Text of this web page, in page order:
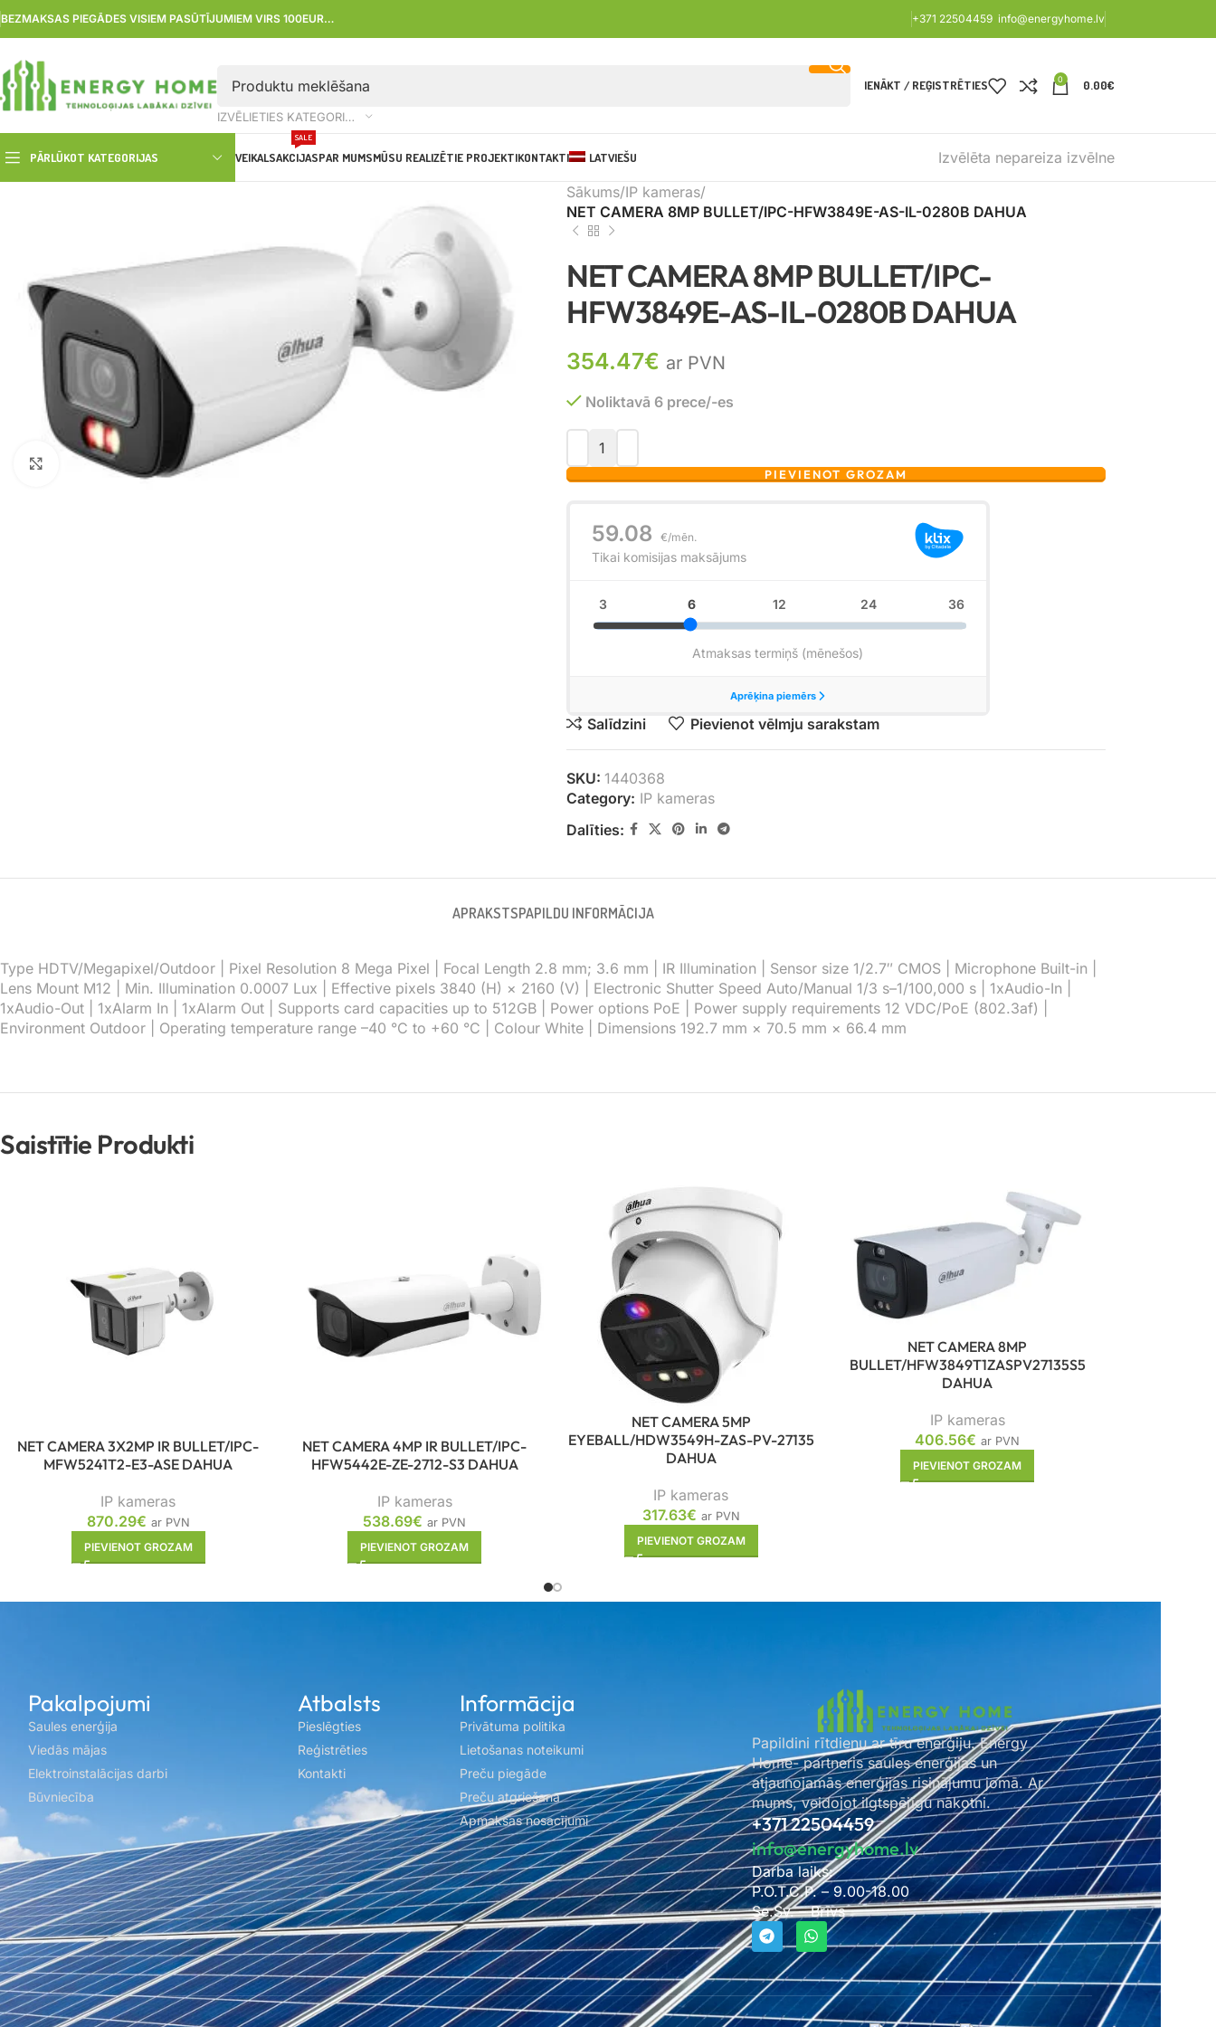
BEZMAKSAS PIEGĀDES VISIEM PASŪTĪJUMIEM VIRS 100EUR… +371 22504459 info@energyhome.lv
IZVĒLIETIES KATEGORIJU
IENĀKT / REĢISTRĒTIES 0 0.00€
PĀRLŪKOT KATEGORIJAS VEIKALSAKCIJAS
SALE
PAR MUMSMŪSU REALIZĒTIE PROJEKTIKONTAKTI LATVIEŠU Izvēlēta nepareiza izvēlne
Noklikšķiniet, lai palielinātu
Sākums IP kameras
NET CAMERA 8MP BULLET/IPC-HFW3849E-AS-IL-0280B DAHUA
NET CAMERA 8MP BULLET/IPC-
HFW3849E-AS-IL-0280B DAHUA
354.47€ ar PVN
Noliktavā 6 prece/-es
PIEVIENOT GROZAM
Salīdzini Pievienot vēlmju sarakstam
SKU: 1440368
Category: IP kameras
Dalīties:
APRAKSTSPAPILDU INFORMĀCIJA
Type HDTV/Megapixel/Outdoor | Pixel Resolution 8 Mega Pixel | Focal Length 2.8 mm; 3.6 mm | IR Illumination | Sensor size 1/2.7″ CMOS | Microphone Built-in |
Lens Mount M12 | Min. Illumination 0.0007 Lux | Effective pixels 3840 (H) × 2160 (V) | Electronic Shutter Speed Auto/Manual 1/3 s–1/100,000 s | 1xAudio-In |
1xAudio-Out | 1xAlarm In | 1xAlarm Out | Supports card capacities up to 512GB | Power options PoE | Power supply requirements 12 VDC/PoE (802.3af) |
Environment Outdoor | Operating temperature range –40 °C to +60 °C | Colour White | Dimensions 192.7 mm × 70.5 mm × 66.4 mm
Saistītie Produkti
NET CAMERA 3X2MP IR BULLET/IPC-
MFW5241T2-E3-ASE DAHUA
IP kameras
870.29€ ar PVN
PIEVIENOT GROZAM
NET CAMERA 4MP IR BULLET/IPC-
HFW5442E-ZE-2712-S3 DAHUA
IP kameras
538.69€ ar PVN
PIEVIENOT GROZAM
NET CAMERA 5MP
EYEBALL/HDW3549H-ZAS-PV-27135
DAHUA
IP kameras
317.63€ ar PVN
PIEVIENOT GROZAM
NET CAMERA 8MP
BULLET/HFW3849T1ZASPV27135S5
DAHUA
IP kameras
406.56€ ar PVN
PIEVIENOT GROZAM
Pakalpojumi
Saules enerģija
Viedās mājas
Elektroinstalācijas darbi
Būvniecība
Atbalsts
Pieslēgties
Reģistrēties
Kontakti
Informācija
Privātuma politika
Lietošanas noteikumi
Preču piegāde
Preču atgriešana
Apmaksas nosacījumi
Papildini rītdienu ar tīru enerģiju. Energy
Home- partneris saules enerģijas un
atjaunojamās enerģijas risinājumu jomā. Ar
mums, veidojot ilgtspējīgu nākotni.
+371 22504459
info@energyhome.lv
Darba laiks:
P.O.T.C.P. – 9.00-18.00
Se.Sv. – Brīvs